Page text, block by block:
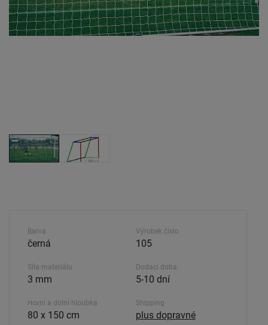
Barva
černá
Síla materiálu
3 mm
Horní a dolní hloubka
80 x 150 cm
Výrobek číslo
105
Dodací doba.
5-10 dní
Shipping
plus dopravné